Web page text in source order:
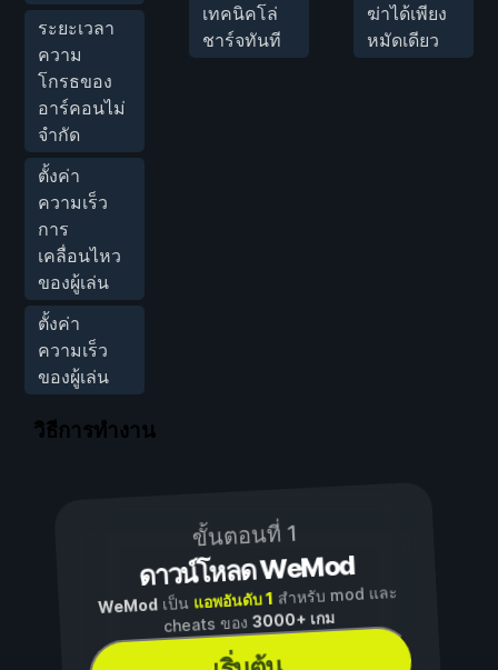
ระยะเวลา
ความ
โกรธของ
อาร์คอนไม่
จำกัด
ตั้งค่า
ความเร็ว
การ
เคลื่อนไหว
ของผู้เล่น
ตั้งค่า
ความเร็ว
ของผู้เล่น
เทคนิคโล่
ชาร์จทันที
ฆ่าได้เพียง
หมัดเดียว
วิธีการทำงาน
ขั้นตอนที่ 1
ดาวน์โหลด WeMod
WeModเป็น แอพอันดับ 1 สำหรับ mod และ
cheats ของ3000+ เกม